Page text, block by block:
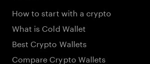
How to start with a crypto
What is Cold Wallet
Best Crypto Wallets
Compare Crypto Wallets